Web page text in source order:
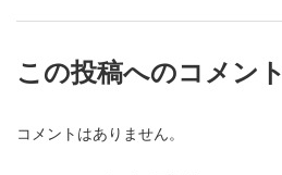
この投稿へのコメント
コメントはありません。